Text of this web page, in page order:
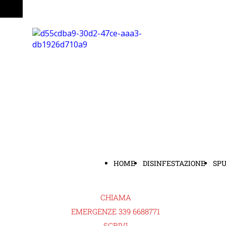
HOME DISINFESTAZIONE
CHIAMA
EMERGENZE 339 6688771